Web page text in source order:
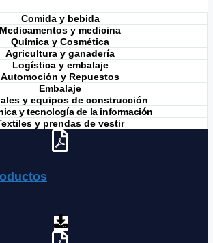
Comida y bebida
Medicamentos y medicina
Química y Cosmética
Agricultura y ganadería
Logística y embalaje
Automoción y Repuestos
Embalaje
y equipos de construcción
y tecnología de la información
y prendas de vestir